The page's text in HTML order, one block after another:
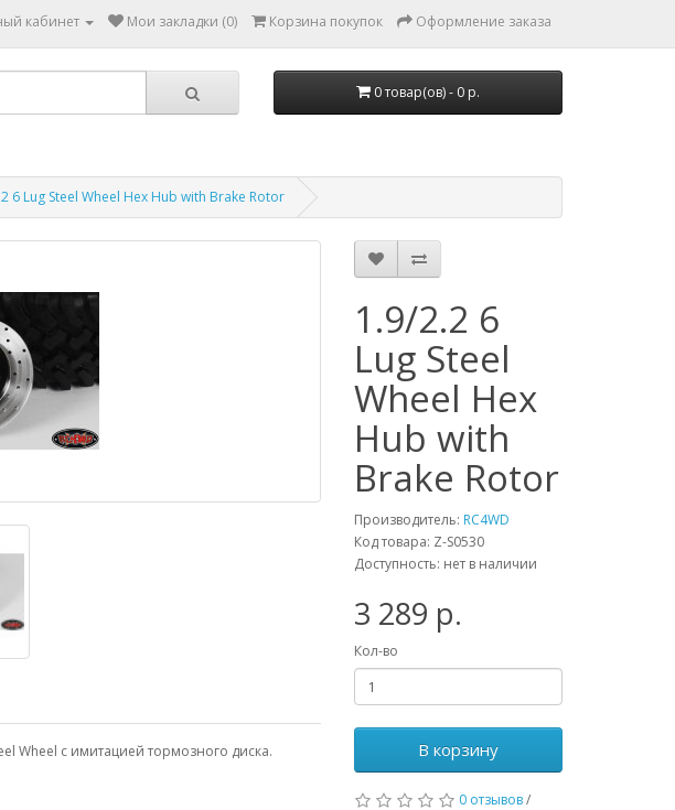
кабинет Мои закладки (0) Корзина покупок Оформление заказа
0 товар(ов) - 0 р.
6 Lug Steel Wheel Hex Hub with Brake Rotor
Wheel с имитацией тормозного диска.
1.9/2.2 6
Lug Steel
Wheel Hex
Hub with
Brake Rotor
Производитель: RC4WD
Код товара: Z-S0530
Доступность: нет в наличии
3 289 р.
Кол-во
В корзину
0 отзывов/